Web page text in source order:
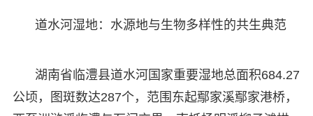
道水河湿地：水源地与生物多样性的共生典范
湖南省临澧县道水河国家重要湿地总面积684.27
公顷，图斑数达287个，范围东起鄢家溪鄢家港桥，